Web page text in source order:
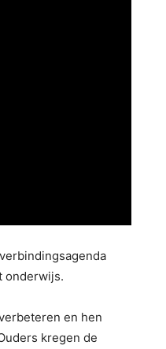
onderwijs.
en hen
kregen de